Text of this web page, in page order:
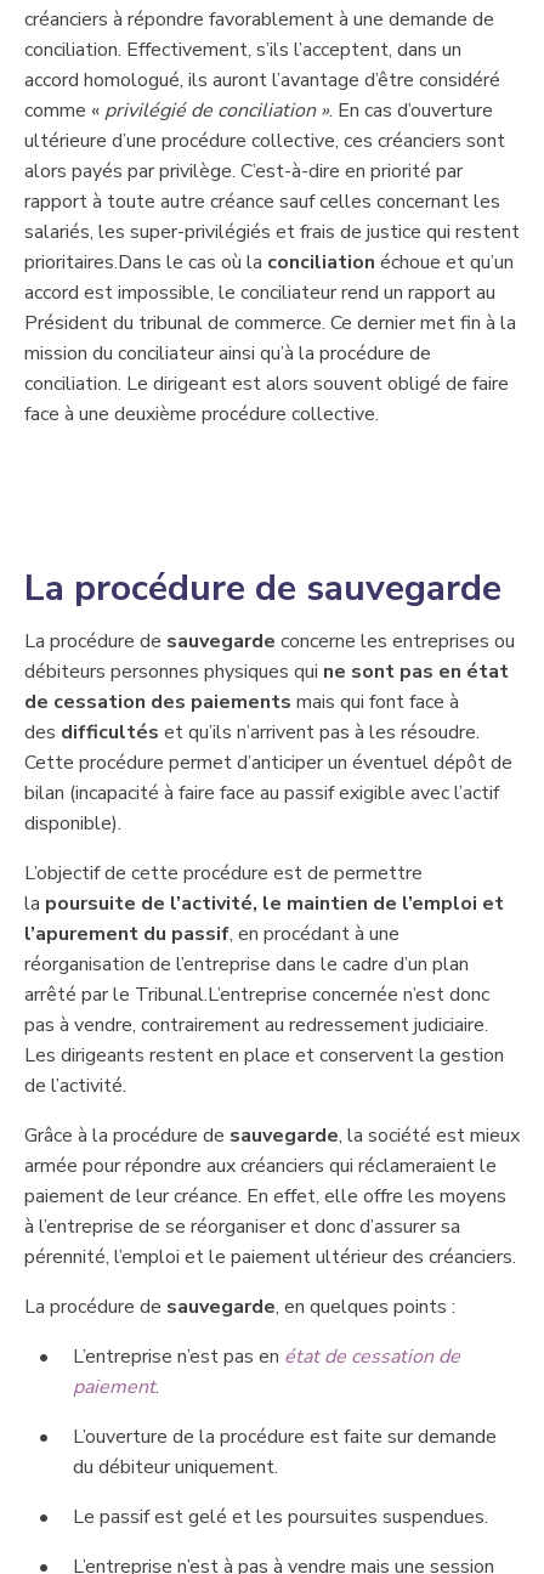
créanciers à ​répondre favorablement à une demande de
conciliation. Effectivement, s’ils l’acceptent, dans un
accord homologué, ils ​auront l’avantage d’être considéré
comme « privilégié de conciliation ». ​En cas d’ouverture
ultérieure d’une procédure collective, ces créanciers sont
alors payés par privilège. C’est-à-dire en priorité par
rapport à toute autre créance sauf celles concernant les
salariés, les super-privilégiés et frais de justice qui restent
prioritaires.Dans le cas où la conciliation échoue et qu’un
accord est impossible, le conciliateur rend un rapport au
Président du tribunal de commerce. Ce dernier met fin à la
mission du conciliateur ainsi qu’à la procédure de
conciliation. Le dirigeant est alors souvent obligé de faire
face à une deuxième procédure collective.​
​La procédure de sauvegarde
La procédure de sauvegarde ​concerne les entreprises ou
débiteurs personnes physiques qui ne sont pas en état
de cessation des paiements mais qui ​font face à
des difficultés ​et qu’ils n’arrivent pas à les résoudre.
Cette procédure permet d’anticiper un éventuel dépôt de
bilan (incapacité à faire face au passif exigible avec l’actif
disponible).
L’objectif de cette procédure est de permettre
la poursuite de l’activité, le maintien de l’emploi et
l’apurement du passif, en procédant à une
réorganisation de l’entreprise dans le cadre d’un plan
arrêté par le Tribunal.L’entreprise concernée n’est donc
pas à vendre, contrairement au redressement judiciaire.
Les dirigeants restent en place ​et conservent l​a gestion
de l’activité.
​Grâce à la procédure de sauvegarde, la société est mieux
armée pour répondre aux créanciers qui réclameraient le
paiement de leur créance. En effet, elle offre les moyens
à l’entreprise de se réorganiser ​et donc d’assurer sa
pérennité, l’emploi et le paiement ultérieur des créanciers.
La procédure de sauvegarde, ​en quelques points :
L’entreprise n’est pas en état de cessation de
paiement.
L’ouverture de la procédure est faite sur demande
du débiteur uniquement.
Le passif est gelé et les poursuites suspendues.
L’entreprise n’est à pas à vendre mais une session